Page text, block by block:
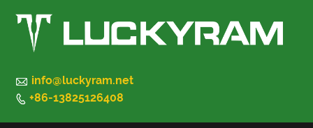
 info@luckyram.net
 +86-13825126408